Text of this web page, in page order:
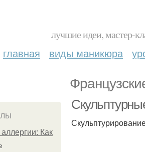
лучшие идеи, мастер-
главная виды маникюра
Как